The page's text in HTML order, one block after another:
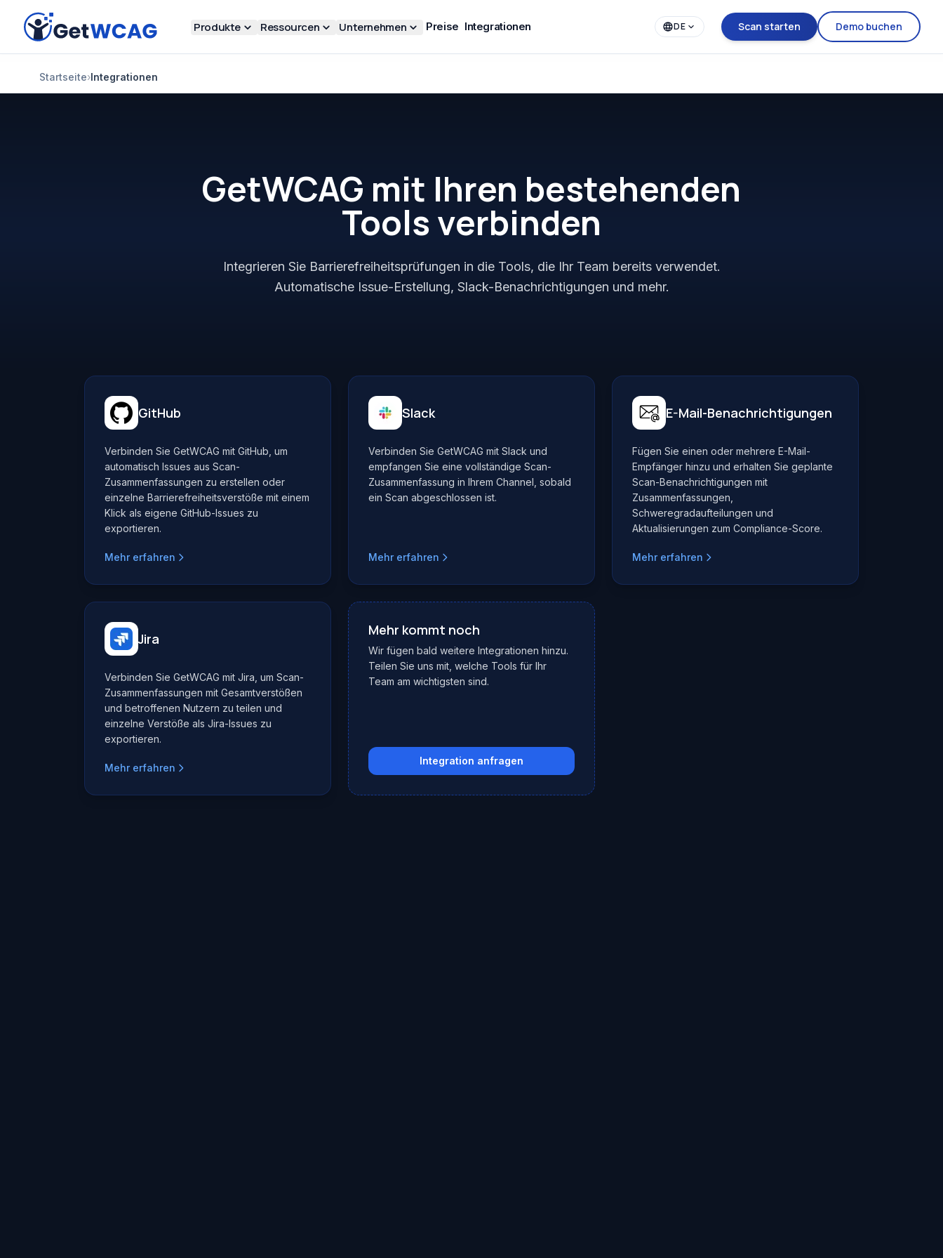
Produkte Ressourcen Unternehmen Preise Integrationen DE Scan starten Demo buchen
Startseite›Integrationen
GetWCAG mit Ihren bestehenden
Tools verbinden
Integrieren Sie Barrierefreiheitsprüfungen in die Tools, die Ihr Team bereits verwendet.
Automatische Issue-Erstellung, Slack-Benachrichtigungen und mehr.
GitHub
Verbinden Sie GetWCAG mit GitHub, um
automatisch Issues aus Scan-
Zusammenfassungen zu erstellen oder
einzelne Barrierefreiheitsverstöße mit einem
Klick als eigene GitHub-Issues zu
exportieren.
Mehr erfahren
Slack
Verbinden Sie GetWCAG mit Slack und
empfangen Sie eine vollständige Scan-
Zusammenfassung in Ihrem Channel, sobald
ein Scan abgeschlossen ist.
Mehr erfahren
E-Mail-Benachrichtigungen
Fügen Sie einen oder mehrere E-Mail-
Empfänger hinzu und erhalten Sie geplante
Scan-Benachrichtigungen mit
Zusammenfassungen,
Schweregradaufteilungen und
Aktualisierungen zum Compliance-Score.
Mehr erfahren
Jira
Verbinden Sie GetWCAG mit Jira, um Scan-
Zusammenfassungen mit Gesamtverstößen
und betroffenen Nutzern zu teilen und
einzelne Verstöße als Jira-Issues zu
exportieren.
Mehr erfahren
Mehr kommt noch
Wir fügen bald weitere Integrationen hinzu.
Teilen Sie uns mit, welche Tools für Ihr
Team am wichtigsten sind.
Integration anfragen